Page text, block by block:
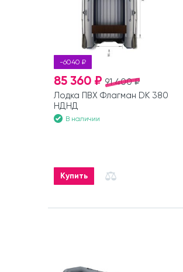
-6040 ₽
91 400 ₽
85 360 ₽
Лодка ПВХ Флагман DK 380
НДНД
В наличии
Купить